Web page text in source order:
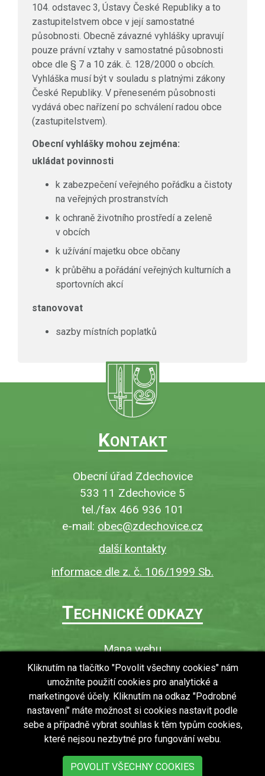
104. odstavec 3, Ústavy České Republiky a to
zastupitelstvem obce v její samostatné
působnosti. Obecně závazné vyhlášky upravují
pouze právní vztahy v samostatné působnosti
obce dle § 7 a 10 zák. č. 128/2000 o obcích.
Vyhláška musí být v souladu s platnými zákony
České Republiky. V přeneseném působnosti
vydává obec nařízení po schválení radou obce
(zastupitelstvem).
Obecní vyhlášky mohou zejména:
ukládat povinnosti
k zabezpečení veřejného pořádku a čistoty
na veřejných prostranstvích
k ochraně životního prostředí a zeleně
v obcích
k užívání majetku obce občany
k průběhu a pořádání veřejných kulturních a
sportovních akcí
stanovovat
sazby místních poplatků
KONTAKT
Obecní úřad Zdechovice
533 11 Zdechovice 5
tel./fax 466 936 101
e-mail: obec@zdechovice.cz
další kontakty
informace dle z. č. 106/1999 Sb.
TECHNICKÉ ODKAZY
Mapa webu
O webu
Povinně zveřejňované informace
Ochrana osobních údajů (GDPR)
Vyhledávání
RSS
Bezbariérový přístup v obci
Kliknutím na tlačítko "Povolit všechny cookies" nám
umožníte použití cookies pro analytické a
marketingové účely. Kliknutím na odkaz "Podrobné
nastavení" máte možnost si cookies nastavit podle
sebe a případně vybrat souhlas k těm typům cookies,
které nejsou nezbytné pro fungování webu.
POVOLIT VŠECHNY COOKIES